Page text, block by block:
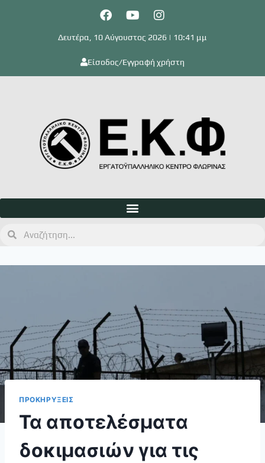
Δευτέρα, 10 Αύγουστος 2026 | 10:41 μμ
Είσοδος/Εγγραφή χρήστη
ΠΡΟΚΗΡΥΞΕΙΣ
Τα αποτελέσματα
δοκιμασιών για τις